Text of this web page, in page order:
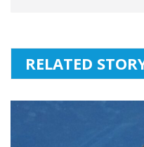
RELATED